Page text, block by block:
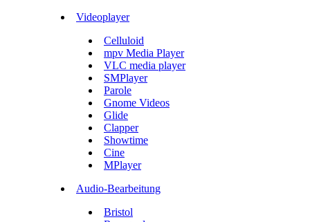
Videoplayer
Celluloid
mpv Media Player
VLC media player
SMPlayer
Parole
Gnome Videos
Glide
Clapper
Showtime
Cine
MPlayer
Audio-Bearbeitung
Bristol